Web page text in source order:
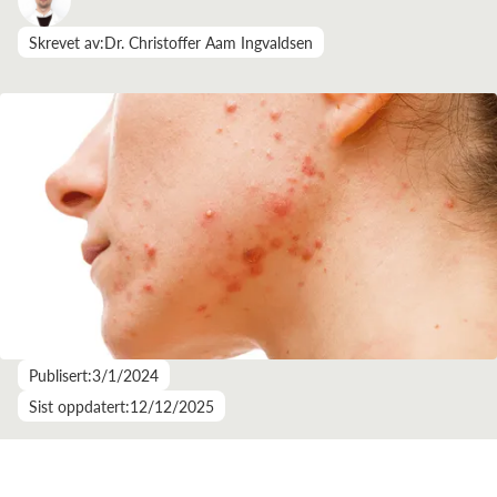
Skrevet av:Dr. Christoffer Aam Ingvaldsen
Publisert:3/1/2024
Sist oppdatert:12/12/2025